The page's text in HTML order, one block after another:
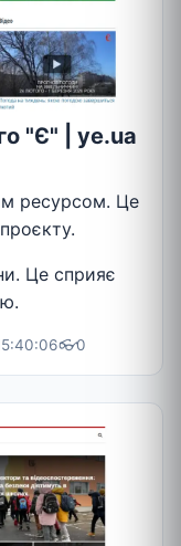
"Є" | ye.ua
ресурсом. Це
Це сприяє
👓0